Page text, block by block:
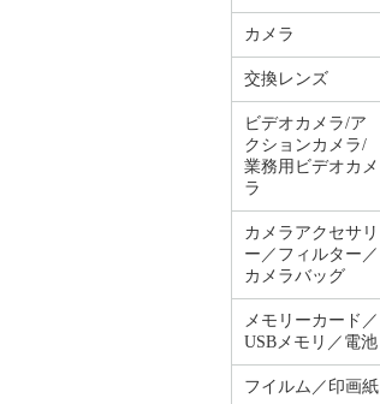
カメラ
交換レンズ
ビデオカメラ/ア
クションカメラ/
業務用ビデオカメ
ラ
カメラアクセサリ
ー／フィルター／
カメラバッグ
メモリーカード／
USBメモリ／電池
フイルム／印画紙